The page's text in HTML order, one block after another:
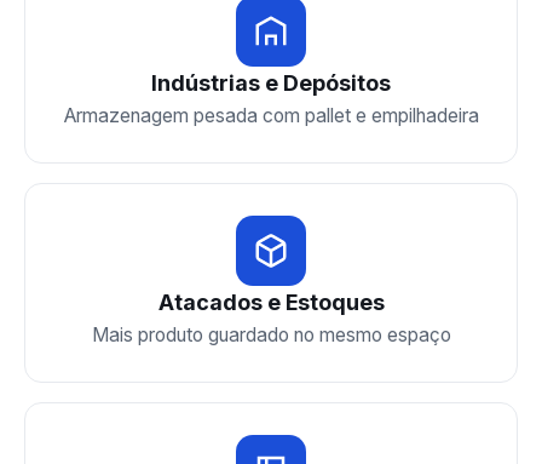
Indústrias e Depósitos
Armazenagem pesada com pallet e empilhadeira
Atacados e Estoques
Mais produto guardado no mesmo espaço